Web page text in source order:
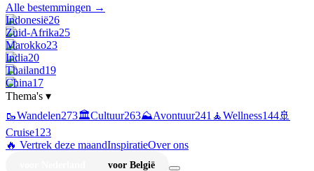
Alle bestemmingen →
Indonesië26
Zuid-Afrika25
Marokko23
India20
Thailand19
China17
Thema's ▾
🥾Wandelen273🏛️Cultuur263⛰️Avontuur241 🧘Wellness144🚢
Cruise123
🔥 Vertrek deze maandInspiratieOver ons
voor België